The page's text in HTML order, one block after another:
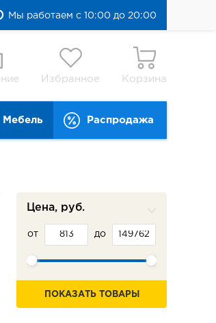
Мы работаем с 10:00 до 20:00
Избранное Корзина
Мебель Распродажа
Цена, руб.
от до
ПОКАЗАТЬ ТОВАРЫ